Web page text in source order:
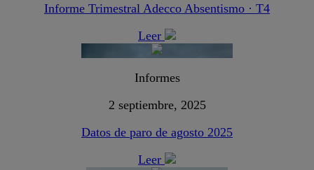
Informe Trimestral Adecco Absentismo · T4
Leer
Informes
2 septiembre, 2025
Datos de paro de agosto 2025
Leer